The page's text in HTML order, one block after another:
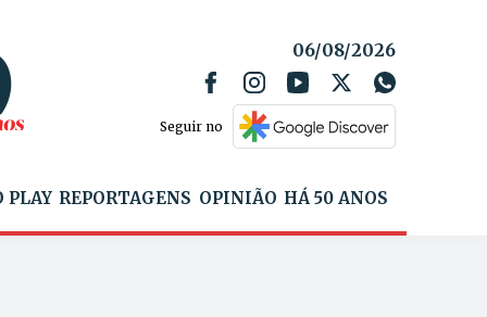
06/08/2026
Seguir no
PLAY REPORTAGENS OPINIÃO HÁ 50 ANOS